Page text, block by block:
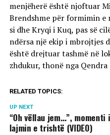
menjëherë është njoftuar
Brendshme për formimin e
si dhe Kryqi i Kuq, pas së
ndërsa një ekip i mbrojtjes
është drejtuar tashmë në
zhdukur, thonë nga
RELATED TOPICS:
UP NEXT
“Oh vëllau jem…”,
lajmin e trishtë (VIDEO)